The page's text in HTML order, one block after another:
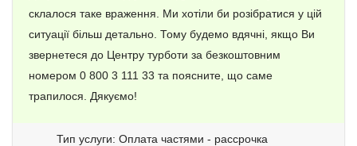
склалося таке враження. Ми хотіли би розібратися у цій
ситуації більш детально. Тому будемо вдячні, якщо Ви
звернетеся до Центру турботи за безкоштовним
номером 0 800 3 111 33 та поясните, що саме
трапилося. Дякуємо!
Тип услуги: Оплата частями - рассрочка